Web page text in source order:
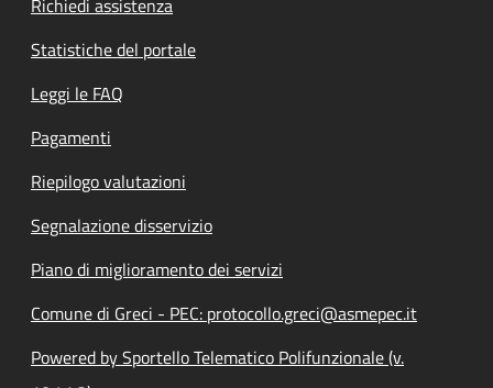
Statistiche del portale
Leggi le FAQ
Pagamenti
Riepilogo valutazioni
Segnalazione disservizio
Piano di miglioramento dei servizi
Comune di Greci - PEC: protocollo.greci@asmepec.it
Powered by Sportello Telematico Polifunzionale (v.